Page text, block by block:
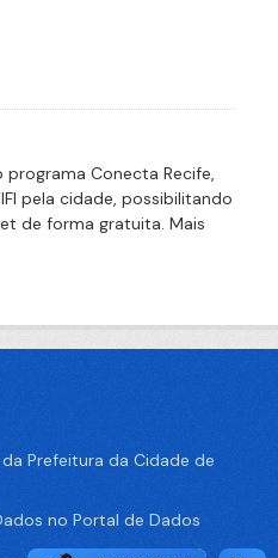
Conecta Recife,
pela cidade, possibilitando
de forma gratuita. Mais
Prefeitura da Cidade de
no Portal de Dados